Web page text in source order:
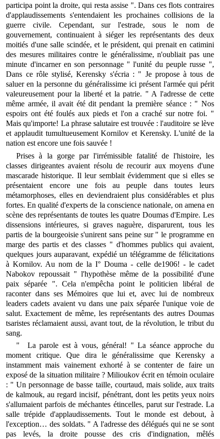
participa point la droite, qui resta assise ". Dans ces flots contraires
d'applaudissements s'entendaient les prochaines collisions de la
guerre civile. Cependant, sur l'estrade, sous le nom de
gouvernement, continuaient à siéger les représentants des deux
moitiés d'une salle scindée, et le président, qui prenait en catimini
des mesures militaires contre le généralissime, n'oubliait pas une
minute d'incarner en son personnage " l'unité du peuple russe ",
Dans ce rôle stylisé, Kerensky s'écria : " Je propose à tous de
saluer en la personne du généralissime ici présent l'armée qui périt
valeureusement pour la liberté et la patrie. " A l'adresse de cette
même armée, il avait été dit pendant la première séance : " Nos
espoirs ont été foulés aux pieds et l'on a craché sur notre foi. "
Mais qu'importe! La phrase salutaire est trouvée : l'auditoire se lève
et applaudit tumultueusement Kornilov et Kerensky. L'unité de la
nation est encore une fois sauvée !
Prises à la gorge par l'irrémissible fatalité de l'histoire, les
classes dirigeantes avaient résolu de recourir aux moyens d'une
mascarade historique. Il leur semblait évidemment que si elles se
présentaient encore une fois au peuple dans toutes leurs
métamorphoses, elles en deviendraient plus considérables et plus
fortes. En qualité d'experts de la conscience nationale, on amena en
scène des représentants de toutes les quatre Doumas d'Empire. Les
dissensions intérieures, si graves naguère, disparurent, tous les
partis de la bourgeoisie s'unirent sans peine sur " le programme en
marge des partis et des classes " d'hommes publics qui avaient,
quelques jours auparavant, expédié un télégramme de félicitations
à Kornilov. Au nom de la I° Douma - celle de1906! - le cadet
Nabokov repoussait " l'hypothèse même de la possibilité d'une
paix séparée ". Cela n'empêcha point le politicien libéral de
raconter dans ses Mémoires que lui et, avec lui de nombreux
leaders cadets avaient vu dans une paix séparée l'unique voie de
salut. Exactement de même, les représentants des autres Doumas
tsaristes réclamaient aussi, avant tout, de la révolution, le tribut du
sang.
" La parole est à vous, général! " La séance approche du
moment critique. Que dira le généralissime que Kerensky a
instamment mais vainement exhorté à se contenter de faire un
exposé de la situation militaire ? Milioukov écrit en témoin oculaire
: " Un personnage de basse taille, courtaud, mais solide, aux traits
de kalmouk, au regard incisif, pénétrant, dont les petits yeux noirs
s'allumaient parfois de méchantes étincelles, parut sur l'estrade. La
salle trépide d'applaudissements. Tout le monde est debout, à
l'exception… des soldats. " A l'adresse des délégués qui ne se sont
pas levés, la droite pousse des cris d'indignation, mêlés